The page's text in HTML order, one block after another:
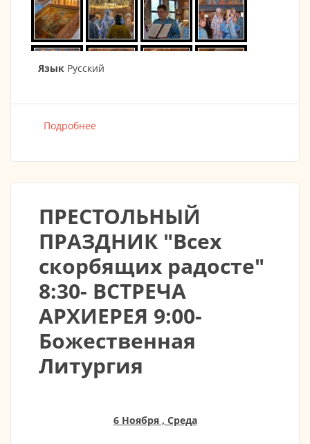
Язык Русский
Подробнее
ПРЕСТОЛЬНЫЙ
ПРАЗДНИК "Всех
скорбящих радосте"
8:30- ВСТРЕЧА
АРХИЕРЕЯ 9:00-
Божественная
Литургия
6 Ноября , Среда